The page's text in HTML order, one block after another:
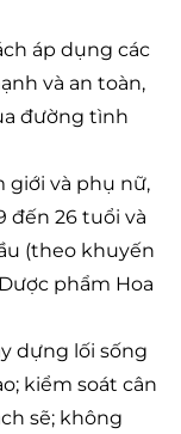
áp dụng các
và an toàn,
đường tình
giới và phụ nữ,
26 tuổi và
(theo khuyến
phẩm Hoa
dựng lối sống
kiểm soát cân
sẽ; không